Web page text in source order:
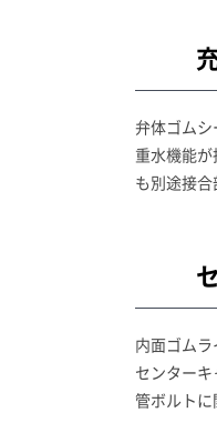
弁体ゴムシ
重水機能
も別途接合
内面ゴムラ
センター
管ボルトに